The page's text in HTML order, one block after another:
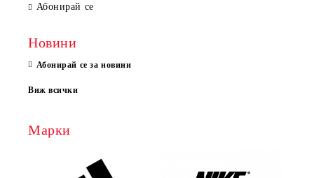
Абонирай се
Новини
Абонирай се за новини
Виж всички
Марки